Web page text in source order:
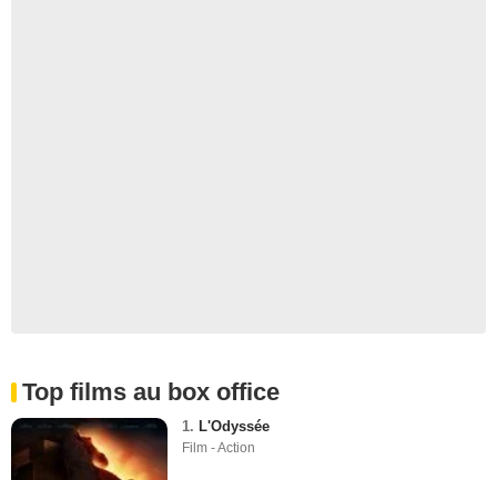
Top films au box office
1. L'Odyssée
Film - Action